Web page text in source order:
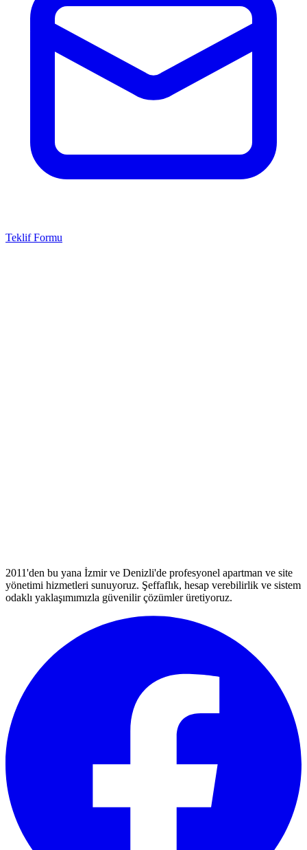
Teklif Formu
2011'den bu yana İzmir ve Denizli'de profesyonel apartman ve site
yönetimi hizmetleri sunuyoruz. Şeffaflık, hesap verebilirlik ve sistem
odaklı yaklaşımımızla güvenilir çözümler üretiyoruz.